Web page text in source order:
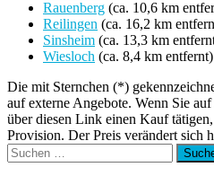
Rauenberg (ca. 10,6 km
Reilingen (ca. 16,2 km
Sinsheim (ca. 13,3 km
Wiesloch (ca. 8,4 km entfernt)
Die mit Sternchen (*)
auf externe Angebote. Wenn Sie
über diesen Link einen Kauf
Provision. Der Preis verändert sich
Suchen
nach: